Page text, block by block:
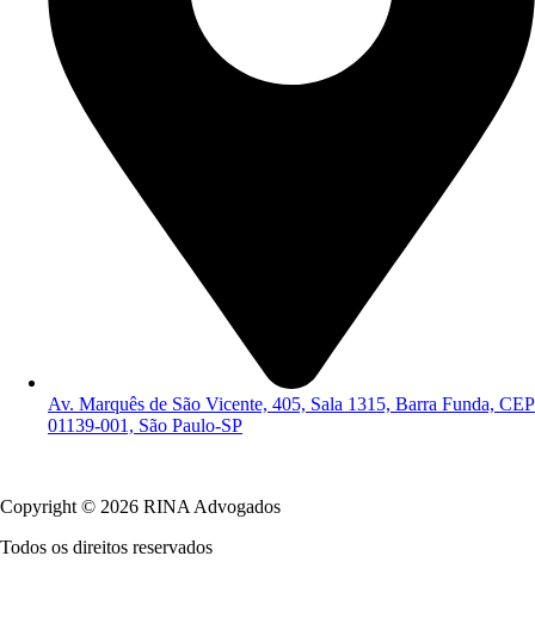
Av. Marquês de São Vicente, 405, Sala 1315, Barra Funda, CEP
01139-001, São Paulo-SP
Copyright © 2026 RINA Advogados
Todos os direitos reservados